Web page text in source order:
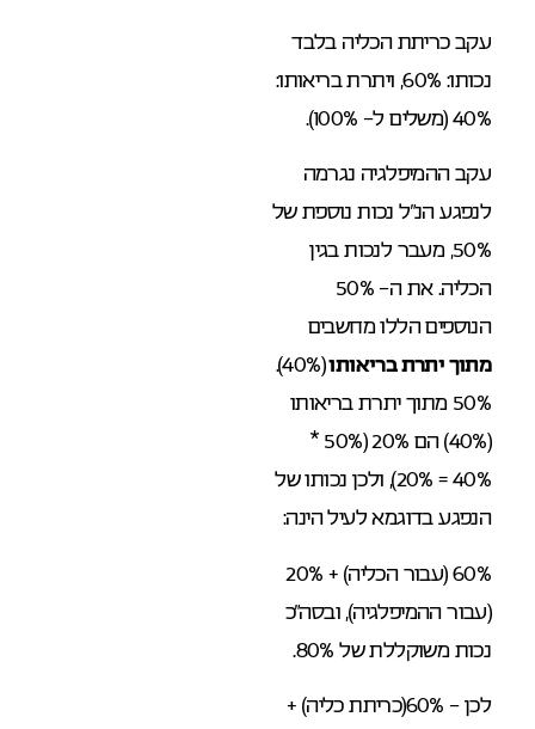
עקב כריתת הכליה בלבד
נכותו: 60%, ויתרת בריאותו:
40% (משלים ל- 100%).
עקב ההמיפלגיה נגרמה
לנפגע הנ”ל נכות נוספת של
50%, מעבר לנכות בגין
הכליה. את ה- 50%
הנוספים הללו מחשבים
מתוך יתרת בריאותו
(40%).
50% מתוך יתרת בריאותו
(40%) הם 20% (50% *
40% = 20%), ולכן נכותו של
הנפגע בדוגמא לעיל הינה:
60% (עבור הכליה) + 20%
(עבור ההמיפלגיה), ובסה”כ
נכות משוקללת של 80%.
לכן – 60%(כריתת כליה) +